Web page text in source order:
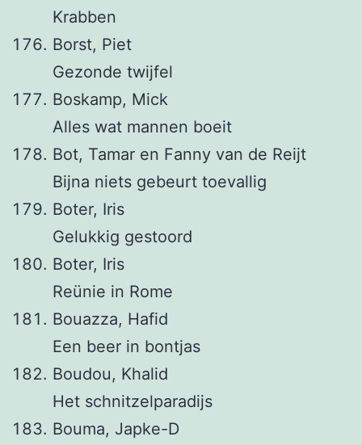
Krabben
Borst, Piet
Gezonde twijfel
Boskamp, Mick
Alles wat mannen boeit
Bot, Tamar en Fanny van de Reijt
Bijna niets gebeurt toevallig
Boter, Iris
Gelukkig gestoord
Boter, Iris
Reünie in Rome
Bouazza, Hafid
Een beer in bontjas
Boudou, Khalid
Het schnitzelparadijs
Bouma, Japke-D